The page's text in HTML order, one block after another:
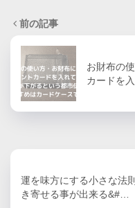
前の記事
お財布の
カードを
運を味方にする小さな法
き寄せる事が出来る&#…